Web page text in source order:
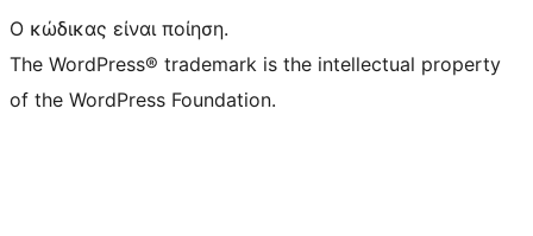
Ο κώδικας είναι ποίηση.
The WordPress® trademark is the intellectual property
of the WordPress Foundation.